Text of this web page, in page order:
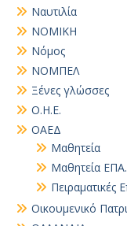
Ναυτιλία
ΝΟΜΙΚΗ
Νόμος
ΝΟΜΠΕΛ
Ξένες γλώσσες
Ο.Η.Ε.
ΟΑΕΔ
Μαθητεία
Μαθητεία
Πειραματικές
Οικουμενικό